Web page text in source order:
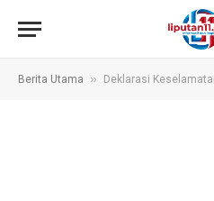
Berita Utama » Deklarasi